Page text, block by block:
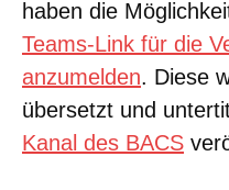
haben die
Teams-Link für die
anzumelden. Diese
übersetzt und
Kanal des BACS